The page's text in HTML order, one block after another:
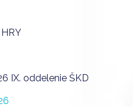
IX. oddelenie ŠKD